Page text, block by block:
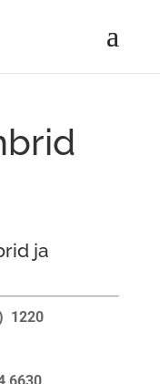
ja
1220